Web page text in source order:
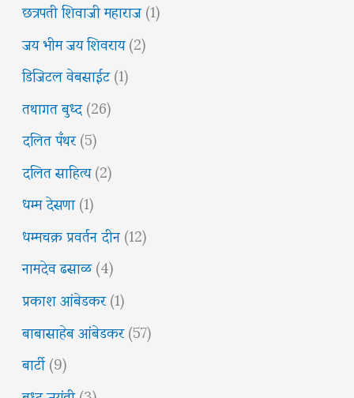
छत्रपती शिवाजी महाराज(1)
जय भीम जय शिवराय(2)
डिजिटल वेबसाईट(1)
तथागत बुध्द(26)
दलित पँथर(5)
दलित साहित्य(2)
धम्म देसणा(1)
धम्मचक्र प्रवर्तन दीन(12)
नामदेव ढसाळ(4)
प्रकाश आंबेडकर(1)
बाबासाहेब आंबेडकर(57)
बार्टी(9)